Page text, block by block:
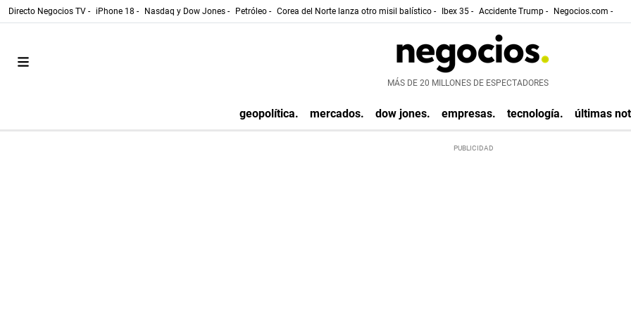
Directo Negocios TV - iPhone 18 - Nasdaq y Dow Jones - Petróleo - Corea del Norte lanza otro misil balístico - Ibex 35 - Accidente Trump - Negocios.com -
MÁS DE 20 MILLONES DE ESPECTADORES
geopolítica. mercados. dow jones. empresas. tecnología. últimas